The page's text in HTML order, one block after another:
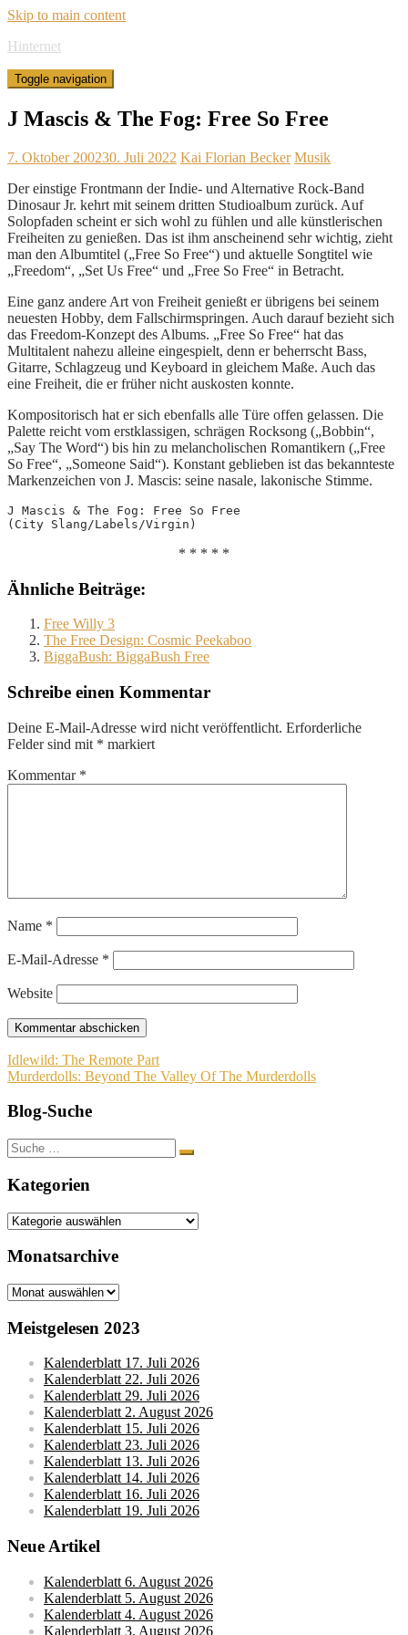
Skip to main content
Hinternet
Toggle navigation
J Mascis & The Fog: Free So Free
7. Oktober 200230. Juli 2022 Kai Florian Becker Musik
Der einstige Frontmann der Indie- und Alternative Rock-Band
Dinosaur Jr. kehrt mit seinem dritten Studioalbum zurück. Auf
Solopfaden scheint er sich wohl zu fühlen und alle künstlerischen
Freiheiten zu genießen. Das ist ihm anscheinend sehr wichtig, zieht
man den Albumtitel („Free So Free“) und aktuelle Songtitel wie
„Freedom“, „Set Us Free“ und „Free So Free“ in Betracht.
Eine ganz andere Art von Freiheit genießt er übrigens bei seinem
neuesten Hobby, dem Fallschirmspringen. Auch darauf bezieht sich
das Freedom-Konzept des Albums. „Free So Free“ hat das
Multitalent nahezu alleine eingespielt, denn er beherrscht Bass,
Gitarre, Schlagzeug und Keyboard in gleichem Maße. Auch das
eine Freiheit, die er früher nicht auskosten konnte.
Kompositorisch hat er sich ebenfalls alle Türe offen gelassen. Die
Palette reicht vom erstklassigen, schrägen Rocksong („Bobbin“,
„Say The Word“) bis hin zu melancholischen Romantikern („Free
So Free“, „Someone Said“). Konstant geblieben ist das bekannteste
Markenzeichen von J. Mascis: seine nasale, lakonische Stimme.
J Mascis & The Fog: Free So Free
(City Slang/Labels/Virgin)
* * * * *
Ähnliche Beiträge:
Free Willy 3
The Free Design: Cosmic Peekaboo
BiggaBush: BiggaBush Free
Schreibe einen Kommentar
Deine E-Mail-Adresse wird nicht veröffentlicht. Erforderliche
Felder sind mit * markiert
Kommentar *
Name *
E-Mail-Adresse *
Website
Beitragsnavigation
Idlewild: The Remote Part
Murderdolls: Beyond The Valley Of The Murderdolls
Blog-Suche
Suche
nach:
Kategorien
Kategorien
Monatsarchive
Monatsarchive
Meistgelesen 2023
Kalenderblatt 17. Juli 2026
Kalenderblatt 22. Juli 2026
Kalenderblatt 29. Juli 2026
Kalenderblatt 2. August 2026
Kalenderblatt 15. Juli 2026
Kalenderblatt 23. Juli 2026
Kalenderblatt 13. Juli 2026
Kalenderblatt 14. Juli 2026
Kalenderblatt 16. Juli 2026
Kalenderblatt 19. Juli 2026
Neue Artikel
Kalenderblatt 6. August 2026
Kalenderblatt 5. August 2026
Kalenderblatt 4. August 2026
Kalenderblatt 3. August 2026